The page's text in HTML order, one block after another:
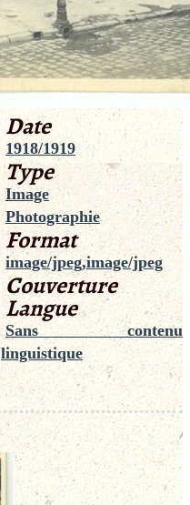
Date
1918/1919
Type
Image
Photographie
Format
image/jpeg,image/jpeg
Couverture
Langue
Sans contenu
linguistique